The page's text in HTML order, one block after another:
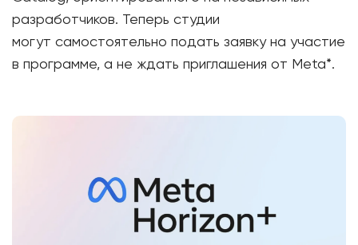
разработчиков. Теперь студии
могут самостоятельно подать заявку на участие
в программе, а не ждать приглашения от Meta*.